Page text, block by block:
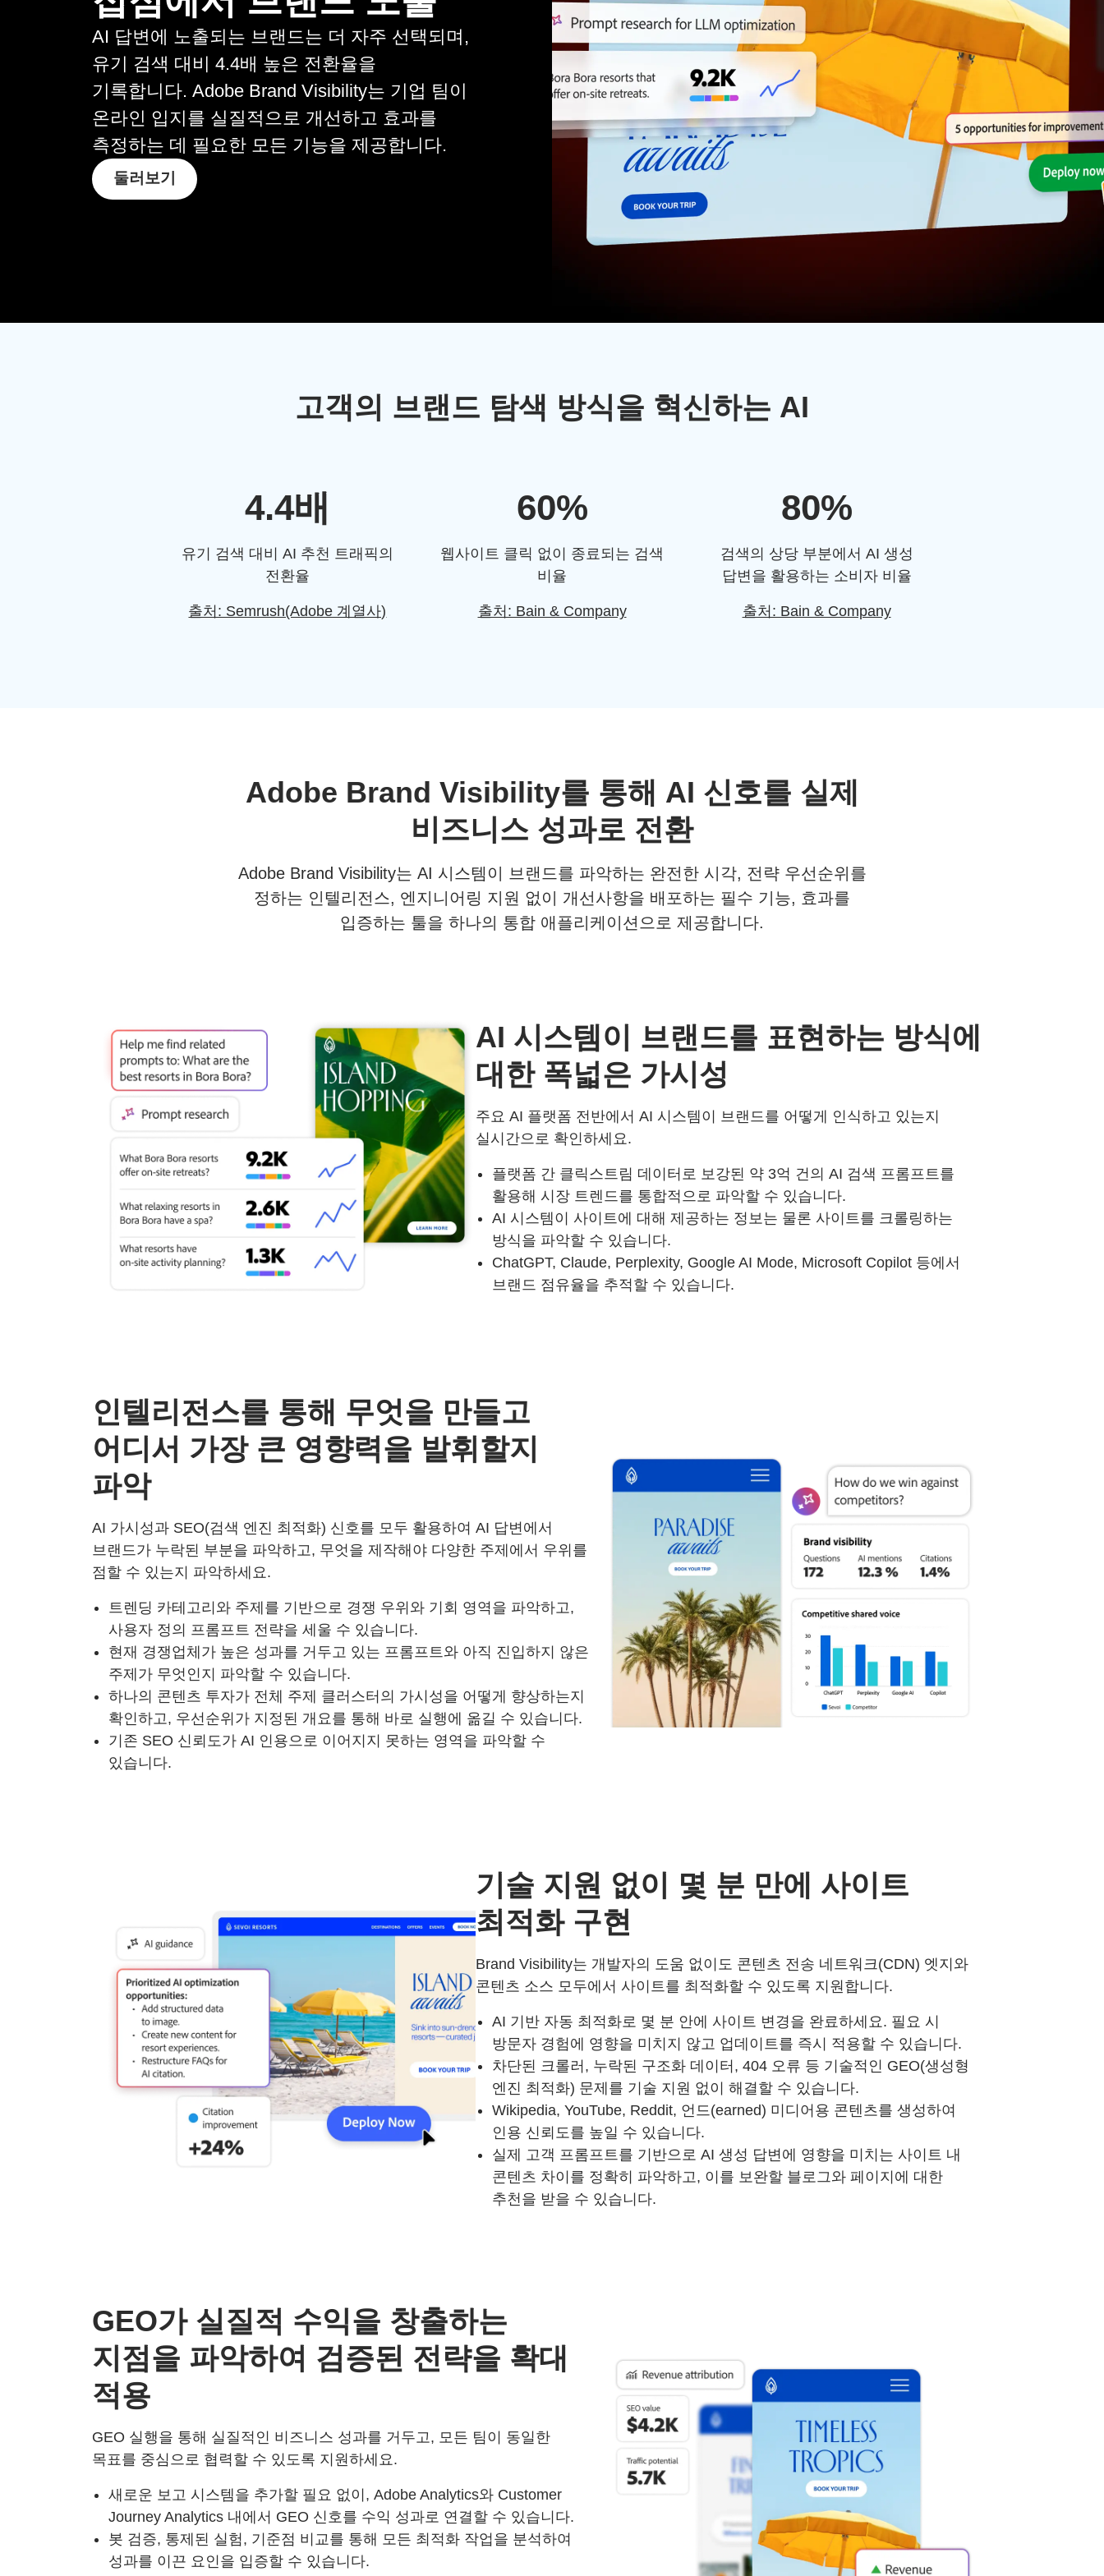
AI 답변에 노출되는 브랜드는 더 자주 선택되며,
유기 검색 대비 4.4배 높은 전환율을
기록합니다. Adobe Brand Visibility는 기업 팀이
온라인 입지를 실질적으로 개선하고 효과를
측정하는 데 필요한 모든 기능을 제공합니다.
둘러보기
고객의 브랜드 탐색 방식을 혁신하는 AI
4.4배
유기 검색 대비 AI 추천 트래픽의
전환율
출처: Semrush(Adobe 계열사)
60%
웹사이트 클릭 없이 종료되는 검색
비율
출처: Bain & Company
80%
검색의 상당 부분에서 AI 생성
답변을 활용하는 소비자 비율
출처: Bain & Company
Adobe Brand Visibility를 통해 AI 신호를 실제
비즈니스 성과로 전환
Adobe Brand Visibility는 AI 시스템이 브랜드를 파악하는 완전한 시각, 전략 우선순위를
정하는 인텔리전스, 엔지니어링 지원 없이 개선사항을 배포하는 필수 기능, 효과를
입증하는 툴을 하나의 통합 애플리케이션으로 제공합니다.
AI 시스템이 브랜드를 표현하는 방식에
대한 폭넓은 가시성
주요 AI 플랫폼 전반에서 AI 시스템이 브랜드를 어떻게 인식하고 있는지
실시간으로 확인하세요.
플랫폼 간 클릭스트림 데이터로 보강된 약 3억 건의 AI 검색 프롬프트를
활용해 시장 트렌드를 통합적으로 파악할 수 있습니다.
AI 시스템이 사이트에 대해 제공하는 정보는 물론 사이트를 크롤링하는
방식을 파악할 수 있습니다.
ChatGPT, Claude, Perplexity, Google AI Mode, Microsoft Copilot 등에서
브랜드 점유율을 추적할 수 있습니다.
인텔리전스를 통해 무엇을 만들고
어디서 가장 큰 영향력을 발휘할지
파악
AI 가시성과 SEO(검색 엔진 최적화) 신호를 모두 활용하여 AI 답변에서
브랜드가 누락된 부분을 파악하고, 무엇을 제작해야 다양한 주제에서 우위를
점할 수 있는지 파악하세요.
트렌딩 카테고리와 주제를 기반으로 경쟁 우위와 기회 영역을 파악하고,
사용자 정의 프롬프트 전략을 세울 수 있습니다.
현재 경쟁업체가 높은 성과를 거두고 있는 프롬프트와 아직 진입하지 않은
주제가 무엇인지 파악할 수 있습니다.
하나의 콘텐츠 투자가 전체 주제 클러스터의 가시성을 어떻게 향상하는지
확인하고, 우선순위가 지정된 개요를 통해 바로 실행에 옮길 수 있습니다.
기존 SEO 신뢰도가 AI 인용으로 이어지지 못하는 영역을 파악할 수
있습니다.
기술 지원 없이 몇 분 만에 사이트
최적화 구현
Brand Visibility는 개발자의 도움 없이도 콘텐츠 전송 네트워크(CDN) 엣지와
콘텐츠 소스 모두에서 사이트를 최적화할 수 있도록 지원합니다.
AI 기반 자동 최적화로 몇 분 안에 사이트 변경을 완료하세요. 필요 시
방문자 경험에 영향을 미치지 않고 업데이트를 즉시 적용할 수 있습니다.
차단된 크롤러, 누락된 구조화 데이터, 404 오류 등 기술적인 GEO(생성형
엔진 최적화) 문제를 기술 지원 없이 해결할 수 있습니다.
Wikipedia, YouTube, Reddit, 언드(earned) 미디어용 콘텐츠를 생성하여
인용 신뢰도를 높일 수 있습니다.
실제 고객 프롬프트를 기반으로 AI 생성 답변에 영향을 미치는 사이트 내
콘텐츠 차이를 정확히 파악하고, 이를 보완할 블로그와 페이지에 대한
추천을 받을 수 있습니다.
GEO가 실질적 수익을 창출하는
지점을 파악하여 검증된 전략을 확대
적용
GEO 실행을 통해 실질적인 비즈니스 성과를 거두고, 모든 팀이 동일한
목표를 중심으로 협력할 수 있도록 지원하세요.
새로운 보고 시스템을 추가할 필요 없이, Adobe Analytics와 Customer
Journey Analytics 내에서 GEO 신호를 수익 성과로 연결할 수 있습니다.
봇 검증, 통제된 실험, 기준점 비교를 통해 모든 최적화 작업을 분석하여
성과를 이끈 요인을 입증할 수 있습니다.